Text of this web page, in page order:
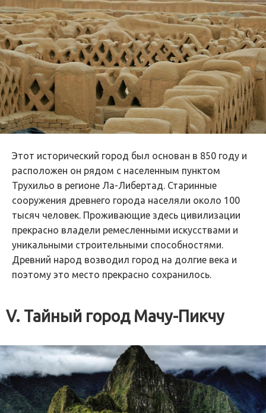
Этот исторический город был основан в 850 году и
расположен он рядом с населенным пунктом
Трухильо в регионе Ла-Либертад. Старинные
сооружения древнего города населяли около 100
тысяч человек. Проживающие здесь цивилизации
прекрасно владели ремесленными искусствами и
уникальными строительными способностями.
Древний народ возводил город на долгие века и
поэтому это место прекрасно сохранилось.
V. Тайный город Мачу-Пикчу